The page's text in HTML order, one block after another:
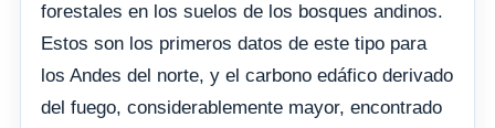
forestales en los suelos de los bosques andinos.
Estos son los primeros datos de este tipo para
los Andes del norte, y el carbono edáfico derivado
del fuego, considerablemente mayor, encontrado